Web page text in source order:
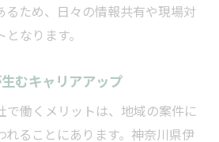
るため、日々の情報共有や現場対
なります。
むキャリアアップ
で働くメリットは、地域の案件に
れることにあります。神奈川県伊